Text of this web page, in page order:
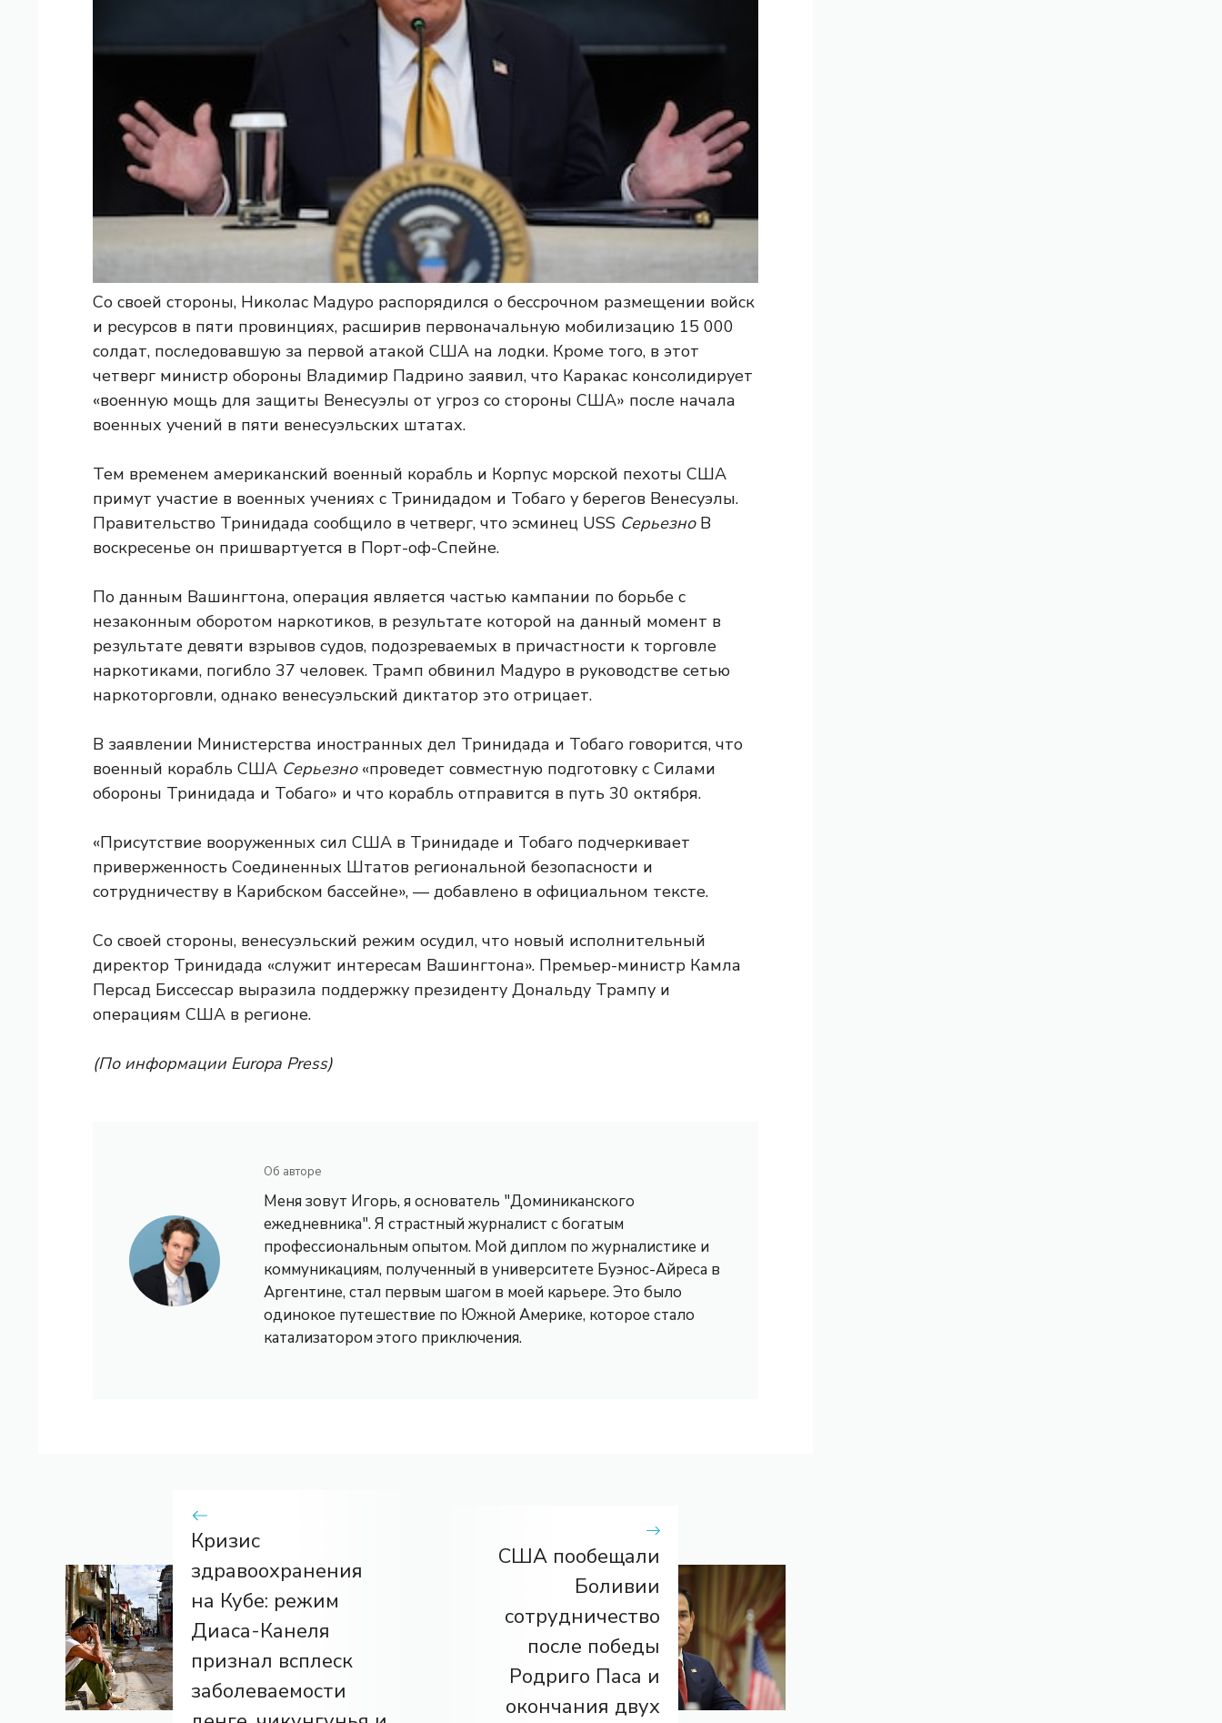
Со своей стороны, Николас Мадуро распорядился о бессрочном размещении войск
и ресурсов в пяти провинциях, расширив первоначальную мобилизацию 15 000
солдат, последовавшую за первой атакой США на лодки. Кроме того, в этот
четверг министр обороны Владимир Падрино заявил, что Каракас консолидирует
«военную мощь для защиты Венесуэлы от угроз со стороны США» после начала
военных учений в пяти венесуэльских штатах.
Тем временем американский военный корабль и Корпус морской пехоты США
примут участие в военных учениях с Тринидадом и Тобаго у берегов Венесуэлы.
Правительство Тринидада сообщило в четверг, что эсминец USS СерьезноВ
воскресенье он пришвартуется в Порт-оф-Спейне.
По данным Вашингтона, операция является частью кампании по борьбе с
незаконным оборотом наркотиков, в результате которой на данный момент в
результате девяти взрывов судов, подозреваемых в причастности к торговле
наркотиками, погибло 37 человек. Трамп обвинил Мадуро в руководстве сетью
наркоторговли, однако венесуэльский диктатор это отрицает.
В заявлении Министерства иностранных дел Тринидада и Тобаго говорится, что
военный корабль США Серьезно«проведет совместную подготовку с Силами
обороны Тринидада и Тобаго» и что корабль отправится в путь 30 октября.
«Присутствие вооруженных сил США в Тринидаде и Тобаго подчеркивает
приверженность Соединенных Штатов региональной безопасности и
сотрудничеству в Карибском бассейне», — добавлено в официальном тексте.
Со своей стороны, венесуэльский режим осудил, что новый исполнительный
директор Тринидада «служит интересам Вашингтона». Премьер-министр Камла
Персад Биссессар выразила поддержку президенту Дональду Трампу и
операциям США в регионе.
(По информации Europa Press)
Об авторе
Меня зовут Игорь, я основатель "Доминиканского
ежедневника". Я страстный журналист с богатым
профессиональным опытом. Мой диплом по журналистике и
коммуникациям, полученный в университете Буэнос-Айреса в
Аргентине, стал первым шагом в моей карьере. Это было
одинокое путешествие по Южной Америке, которое стало
катализатором этого приключения.
Кризис
здравоохранения
на Кубе: режим
Диаса-Канеля
признал всплеск
заболеваемости
США пообещали
Боливии
сотрудничество
после победы
Родриго Паса и
окончания двух